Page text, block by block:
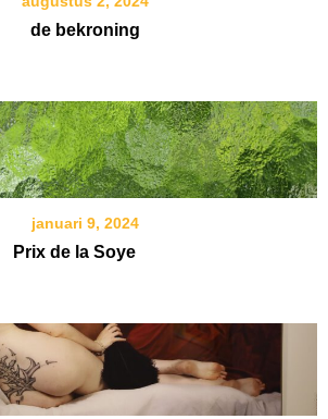
de bekroning
januari 9, 2024
Prix de la Soye